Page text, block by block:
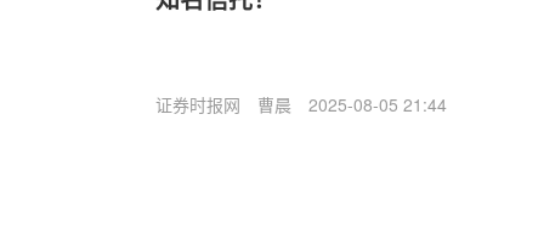
证券时报网 曹晨 2025-08-05 21:44